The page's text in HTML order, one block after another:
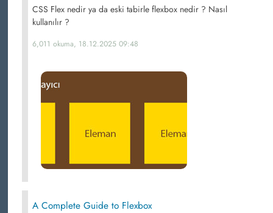
CSS Flex nedir ya da eski tabirle flexbox nedir ? Nasıl
kullanılır ?
6,011 okuma, 18.12.2025 09:48
A Complete Guide to Flexbox